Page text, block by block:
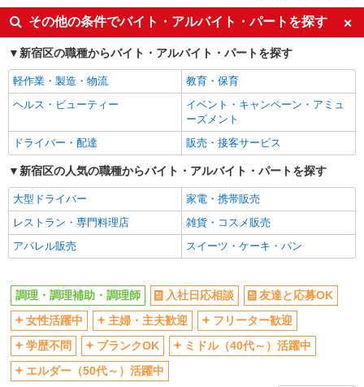
社会保険あり
社員登用あり
未経験歓迎
週2～3日勤務OK
短時間勤務（1日4h以内）OK
副業・WワークOK
まかない・食事補助
その他の条件でバイト・アルバイト・パートを探す
新宿区の職種からバイト・アルバイト・パートを探す
軽作業・製造・物流
教育・保育
ヘルス・ビューティー
イベント・キャンペーン・アミュ
ーズメント
ドライバー・配達
販売・接客サービス
新宿区の人気の職種からバイト・アルバイト・パートを探す
大型ドライバー
家電・携帯販売
レストラン・専門料理店
雑貨・コスメ販売
アパレル販売
スイーツ・ケーキ・パン
調理・調理補助・調理師 入社日応相談
友達と応募OK
女性活躍中
主婦・主夫歓迎
フリーター歓迎
学歴不問
ブランクOK
ミドル（40代～）活躍中
エルダー（50代～）活躍中